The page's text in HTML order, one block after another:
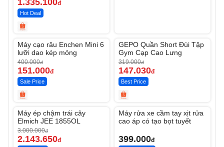
1.335.100đ
Hot Deal
-62%
Máy cạo râu Enchen Mini 6
lưỡi dao kép mỏng
400.000đ
151.000đ
Sale Price
-53%
GEPO Quần Short Đùi Tập
Gym Cạp Cao Lưng
319.000đ
147.030đ
Best Price
-28%
Máy ép chậm trái cây
Elmich JEE 1855OL
3.000.000đ
2.143.650đ
Máy rửa xe cầm tay xịt rửa
cao áp có tạo bọt tuyết
399.000đ